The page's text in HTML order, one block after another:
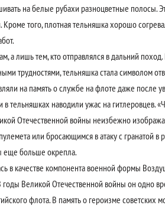
на белые рубахи разноцветные полосы.
того, плотная тельняшка хорошо
лишь тем, кто отправлялся в дальний поход.
трудностями, тельняшка стала символом
на память о службе на флоте даже после
наводили ужас на гитлеровцев.
Отечественной войны неизбежно
или бросающимся в атаку с гранатой в
еще больше окрепла.
качестве компонента военной формы
годы Великой Отечественной войны он одно
флота. В память о героизме советских